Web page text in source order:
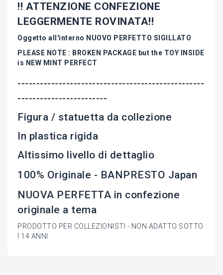
!! ATTENZIONE CONFEZIONE
LEGGERMENTE ROVINATA!!
Oggetto all'interno NUOVO PERFETTO SIGILLATO
PLEASE NOTE : BROKEN PACKAGE but the TOY INSIDE
is NEW MINT PERFECT
--------------------------------------------------
------------------------
Figura / statuetta da collezione
In plastica rigida
Altissimo livello di dettaglio
100% Originale - BANPRESTO Japan
NUOVA PERFETTA in confezione
originale a tema
PRODOTTO PER COLLEZIONISTI - NON ADATTO SOTTO
I 14 ANNI